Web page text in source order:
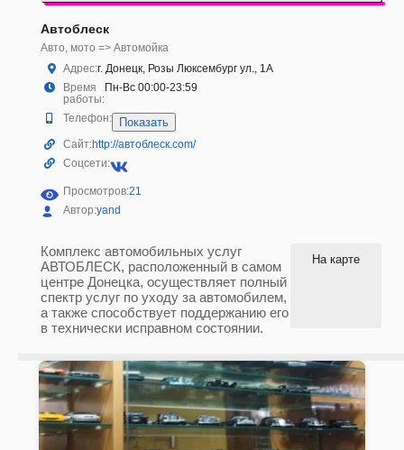
Автоблеск
Авто, мото => Автомойка
Адрес:г. Донецк, Розы Люксембург ул., 1А
Время
работы:
Пн-Вс 00:00-23:59
Телефон: Показать
Сайт:http://автоблеск.com/
Соцсети:
Просмотров:21
Автор:yand
Комплекс автомобильных услуг
АВТОБЛЕСК, расположенный в самом
центре Донецка, осуществляет полный
спектр услуг по уходу за автомобилем,
а также способствует поддержанию его
в технически исправном состоянии.
На карте